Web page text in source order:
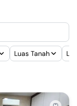
Luas Tanah